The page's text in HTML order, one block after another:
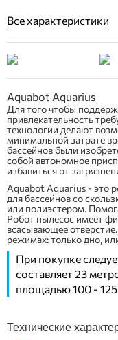
Все характеристики
Aquabot Aquarius
Для того чтобы
привлекательность
технологии делают
минимальной затрате
бассейнов были
собой автономное
избавиться от
Aquabot Aquarius - это
для бассейнов со
или полиэстером.
Робот пылесос имеет
всасывающее
режимах: только дно,
При покупке
составляет 23
площадью100 -
Технические